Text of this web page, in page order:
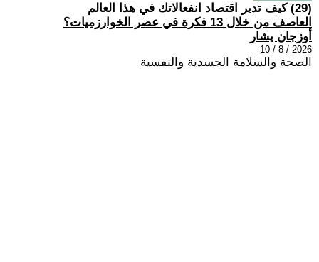
(29) كيف تدير اقتصاد انفعالاتك في هذا العالم
العاصف من خلال 13 فكرة في عصر الخوارزميات؟
أوزجان يشار
2026 / 8 / 10
الصحة والسلامة الجسدية والنفسية